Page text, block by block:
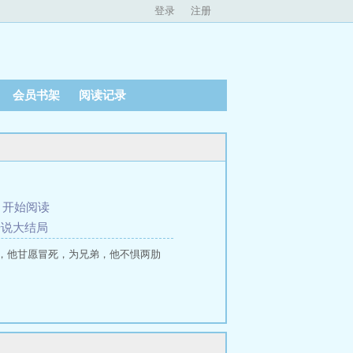
登录 注册
会员书架 阅读记录
开始阅读
大结局
他甘愿冒死，为兄弟，他不惧两肋